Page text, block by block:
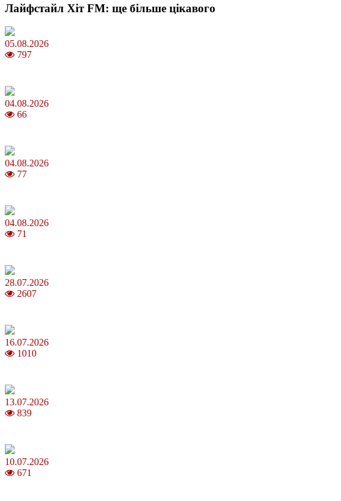
Лайфстайл Хіт FM: ще більше цікавого
05.08.2026
797
04.08.2026
66
04.08.2026
77
04.08.2026
71
28.07.2026
2607
16.07.2026
1010
13.07.2026
839
10.07.2026
671